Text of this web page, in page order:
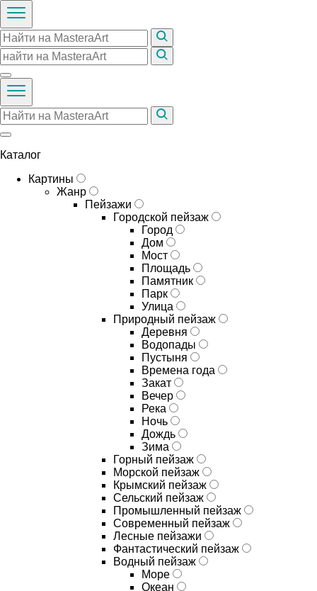
Каталог
Картины
Жанр
Пейзажи
Городской пейзаж
Город
Дом
Мост
Площадь
Памятник
Парк
Улица
Природный пейзаж
Деревня
Водопады
Пустыня
Времена года
Закат
Вечер
Река
Ночь
Дождь
Зима
Горный пейзаж
Морской пейзаж
Крымский пейзаж
Сельский пейзаж
Промышленный пейзаж
Современный пейзаж
Лесные пейзажи
Фантастический пейзаж
Водный пейзаж
Море
Океан